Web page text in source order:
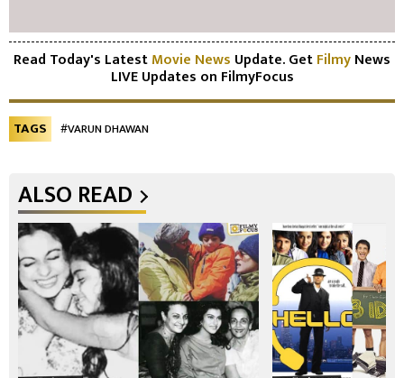
Read Today's LatestMovie News Update. GetFilmyNews
LIVE Updates on FilmyFocus
TAGS #VARUN DHAWAN
ALSO READ